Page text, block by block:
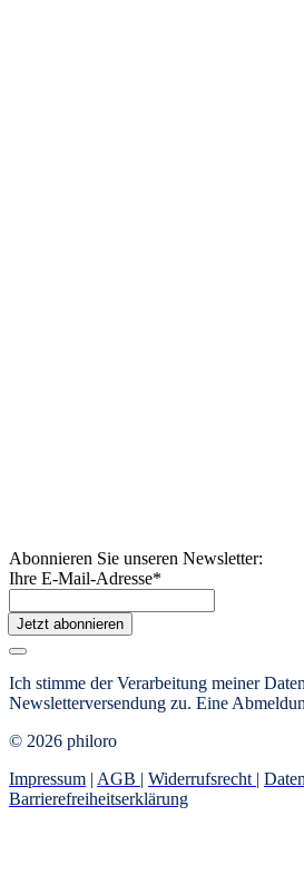
Abonnieren Sie unseren Newsletter:
Ihre E-Mail-Adresse*
Jetzt abonnieren
Ich stimme der Verarbeitung meiner
Newsletterversendung zu. Eine
© 2026 philoro
Impressum | AGB | Widerrufsrecht |
Barrierefreiheitserklärung